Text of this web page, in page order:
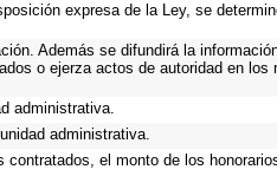
expresa de la Ley, se
Además se difundirá la
o ejerza actos de autoridad en los
administrativa.
administrativa.
el monto de los